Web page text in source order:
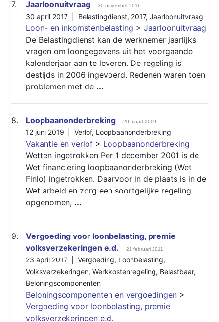
7. Jaarloonuitvraag 30 november 2016
30 april 2017 | Belastingdienst, 2017, Jaarloonuitvraag
Loon- en inkomstenbelasting > Jaarloonuitvraag
De Belastingdienst kan de werknemer jaarlijks
vragen om loongegevens uit het voorgaande
kalenderjaar aan te leveren. De regeling is
destijds in 2006 ingevoerd. Redenen waren toen
problemen met de ...
8. Loopbaanonderbreking 20 maart 2009
12 juni 2019 | Verlof, Loopbaanonderbreking
Vakantie en verlof > Loopbaanonderbreking
Wetten ingetrokken Per 1 december 2001 is de
Wet financiering loopbaanonderbreking (Wet
Finlo) ingetrokken. Daarvoor in de plaats is in de
Wet arbeid en zorg een soortgelijke regeling
opgenomen, ...
9.
Vergoeding voor loonbelasting, premie
volksverzekeringen e.d.
21 februari 2011
23 april 2017 | Vergoeding, Loonbelasting,
Volksverzekeringen, Werkkostenregeling, Belastbaar,
Beloningscomponenten
Beloningscomponenten en vergoedingen >
Vergoeding voor loonbelasting, premie
volksverzekeringen e.d.